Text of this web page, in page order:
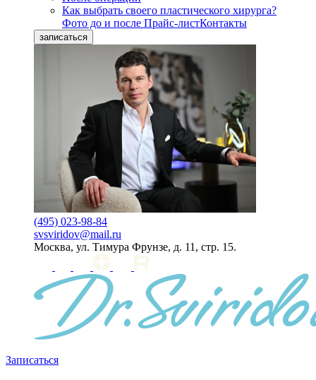
Как выбрать своего пластического хирурга?
Фото до и после Прайс-листКонтакты
записаться
(495) 023-98-84
svsviridov@mail.ru
Москва, ул. Тимура Фрунзе, д. 11, стр. 15.
Записаться